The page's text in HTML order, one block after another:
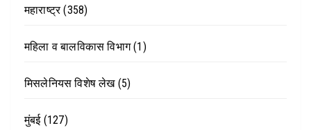
महाराष्ट्र(358)
महिला व बालविकास विभाग(1)
मिसलेनियस विशेष लेख(5)
मुंबई(127)